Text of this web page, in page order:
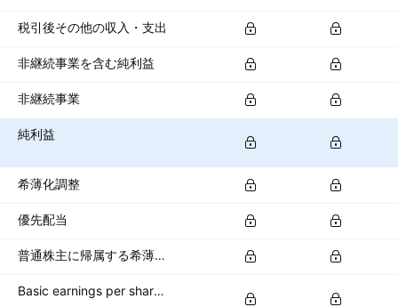
税引後その他の収入・支出
非継続事業を含む純利益
非継続事業
純利益
希薄化調整
優先配当
普通株主に帰属する希薄化純利益
Basic earnings per share (basic EPS)